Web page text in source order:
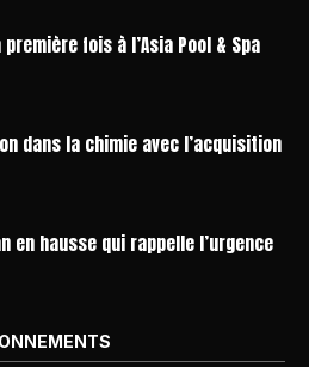
fois à l’Asia Pool & Spa
dans la chimie avec l’acquisition
en hausse qui rappelle l’urgence